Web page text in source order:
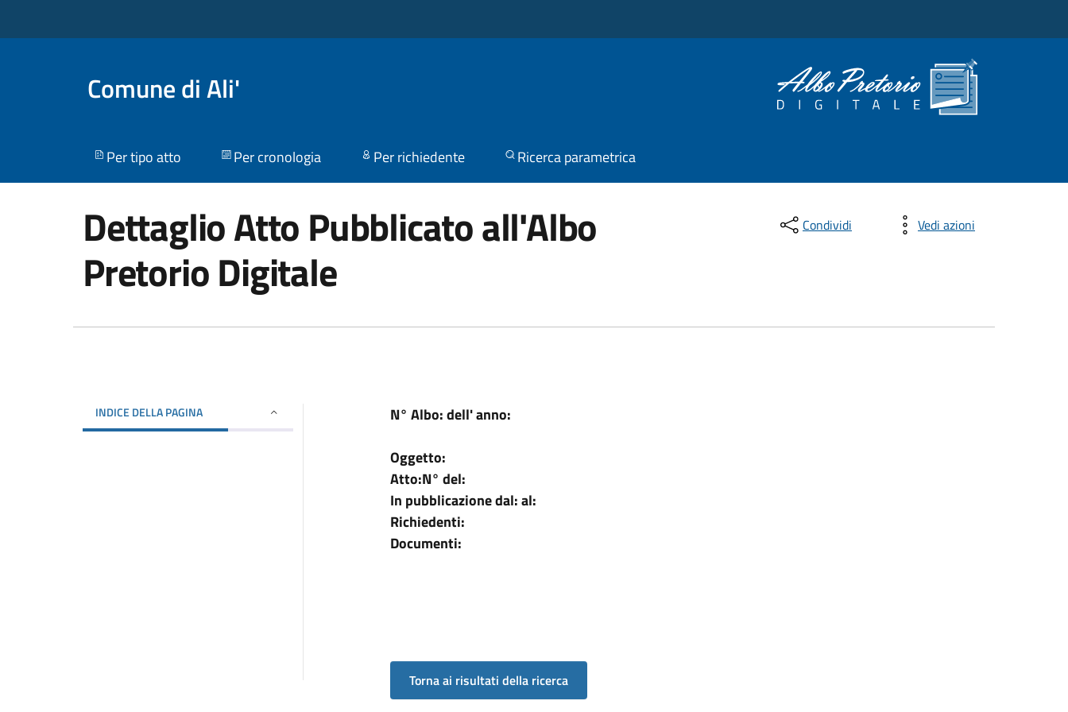
Comune di Ali'
Per tipo atto Per cronologia Per richiedente Ricerca parametrica
Dettaglio Atto Pubblicato all'Albo
Pretorio Digitale
Condividi Vedi azioni
INDICE DELLA PAGINA N° Albo:dell' anno:
Oggetto:
Atto:N° del:
In pubblicazione dal:al:
Richiedenti:
Documenti: